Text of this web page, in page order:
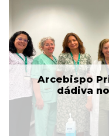
Arcebispo
dádiva